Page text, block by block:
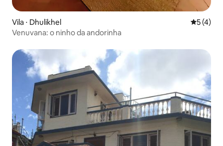
Vila ⋅ Dhulikhel 5 de
5 (4)
Venuvana: o ninho da andorinha